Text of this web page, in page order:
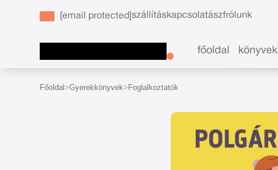
[email protected]szállításkapcsolatászfrólunk
főoldal könyvek
Főoldal Gyerekkönyvek Foglalkoztatók